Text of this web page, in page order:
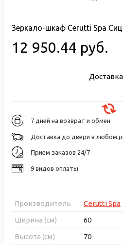
Зеркало-шкаф Cerutti Spa
12 950.44 руб.
7 дней на возврат и обмен
Доставка до двери в любом
Прием заказов 24/7
9 видов оплаты
Производитель
Cerutti Spa
Ширина (см)
60
Высота (см)
70